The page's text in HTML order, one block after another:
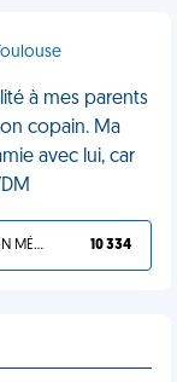
à mes parents
copain. Ma
avec lui, car
TU L'AS BIEN MÉRITÉ 10 334